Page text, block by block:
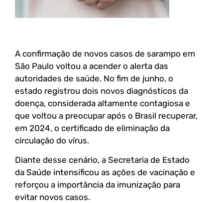
A confirmação de novos casos de sarampo em
São Paulo voltou a acender o alerta das
autoridades de saúde. No fim de junho, o
estado registrou dois novos diagnósticos da
doença, considerada altamente contagiosa e
que voltou a preocupar após o Brasil recuperar,
em 2024, o certificado de eliminação da
circulação do vírus.
Diante desse cenário, a Secretaria de Estado
da Saúde intensificou as ações de vacinação e
reforçou a importância da imunização para
evitar novos casos.